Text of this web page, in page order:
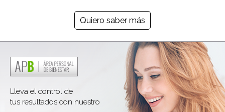
Quiero saber más
Lleva el control de
tus resultados con nuestro